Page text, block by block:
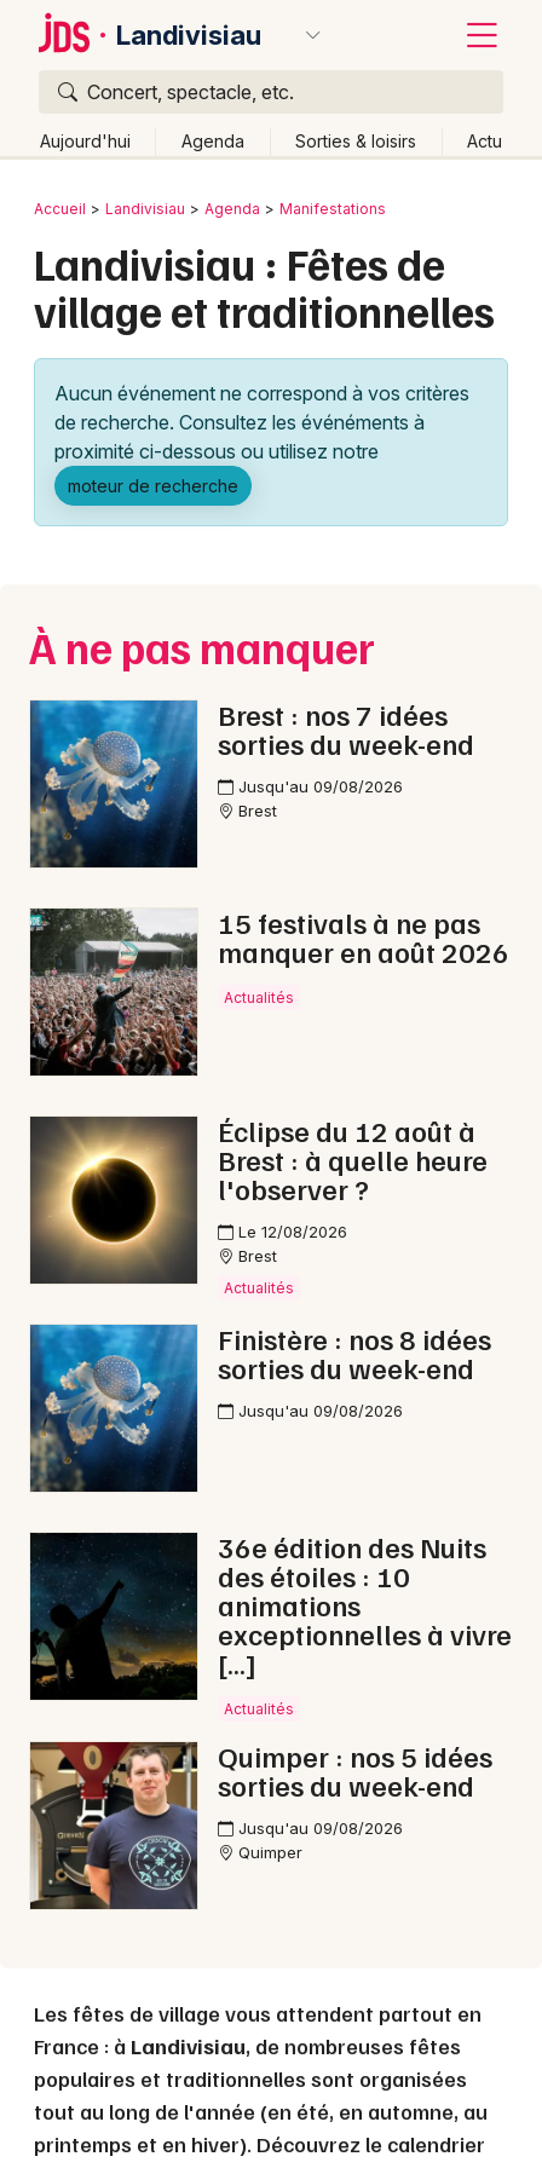
Landivisiau
Concert, spectacle, etc.
Aujourd'hui Agenda Sorties & loisirs Actu
Publier un événement
Grands événements
Activité & Expérience
Manifestations
Foires & salons
Concerts
Sports
Soirées
Sorties famille
Sorties & loisirs
Fêtes dans le Finistère
Fêtes en Bretagne
Newsletter des sorties
Artistes en tournée
Actus à Landivisiau
Magazine à Landivisiau
29 - Finistère
Choisir mes départements
Mon email
Je m'abonne
Bordeaux
Colmar
Lille
Lyon
Marseille
Mulhouse
Nice
Paris
Strasbourg
Toulouse
Toutes les villes
Retour
Accueil Landivisiau Agenda Manifestations
Landivisiau : Fêtes de
village et traditionnelles
Aucun événement ne correspond à vos critères
de recherche. Consultez les événéments à
proximité ci-dessous ou utilisez notre
moteur de recherche
À ne pas manquer
Brest : nos 7 idées
sorties du week-end
Jusqu'au 09/08/2026
Brest
15 festivals à ne pas
manquer en août 2026
Actualités
Éclipse du 12 août à
Brest : à quelle heure
l'observer ?
Le 12/08/2026
Brest
Actualités
Finistère : nos 8 idées
sorties du week-end
Jusqu'au 09/08/2026
36e édition des Nuits
des étoiles : 10
animations
exceptionnelles à vivre
[…]
Actualités
Quimper : nos 5 idées
sorties du week-end
Jusqu'au 09/08/2026
Quimper
Les fêtes de village vous attendent partout en
France : à Landivisiau, de nombreuses fêtes
populaires et traditionnelles sont organisées
tout au long de l'année (en été, en automne, au
printemps et en hiver). Découvrez le calendrier
Quoi ?
Où ?
Partout
Près de moi Changer de lieu
Quand ?
Effacer les dates
Aujourd'hui
Demain Ce week-end Autre